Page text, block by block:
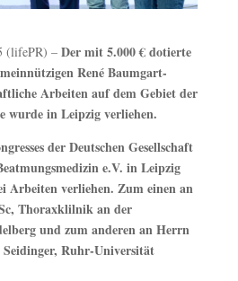
(lifePR) – Der mit 5.000 € dotierte
René Baumgart-
Arbeiten auf dem Gebiet der
wurde in Leipzig verliehen.
der Deutschen Gesellschaft
e.V. in Leipzig
Arbeiten verliehen. Zum einen an
Thoraxklilnik an der
und zum anderen an Herrn
Ruhr-Universität